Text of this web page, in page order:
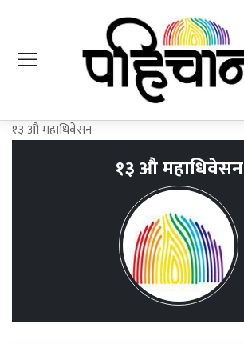
१३ औ महाधिवेसन
१३ औ महाधिवेसन